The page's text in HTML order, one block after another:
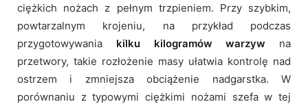
ciężkich nożach z pełnym trzpieniem. Przy szybkim,
powtarzalnym krojeniu, na przykład podczas
przygotowywania kilku kilogramów warzyw na
przetwory, takie rozłożenie masy ułatwia kontrolę nad
ostrzem i zmniejsza obciążenie nadgarstka. W
porównaniu z typowymi ciężkimi nożami szefa w tej